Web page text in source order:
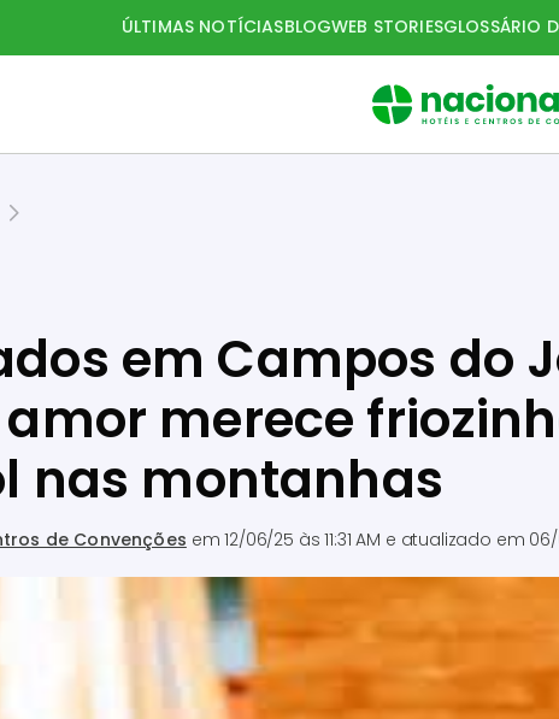
ÚLTIMAS NOTÍCIASBLOGWEB STORIESGLOSSÁRIO
em Campos do
amor merece
nas montanhas
de Convenções em12/06/25 às 11:31 AM e atualizado em 06/